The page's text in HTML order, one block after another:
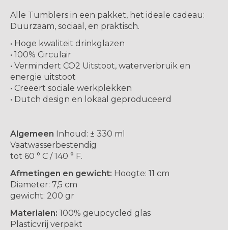
Alle Tumblers in een pakket, het ideale cadeau:
Duurzaam, sociaal, en praktisch.
• Hoge kwaliteit drinkglazen
• 100% Circulair
• Vermindert CO2 Uitstoot, waterverbruik en
energie uitstoot
• Creëert sociale werkplekken
• Dutch design en lokaal geproduceerd
Algemeen Inhoud: ± 330 ml
Vaatwasserbestendig
tot 60 ° C / 140 ° F.
Afmetingen en gewicht: Hoogte: 11 cm
Diameter: 7,5 cm
gewicht: 200 gr
Materialen: 100% geupcycled glas
Plasticvrij verpakt